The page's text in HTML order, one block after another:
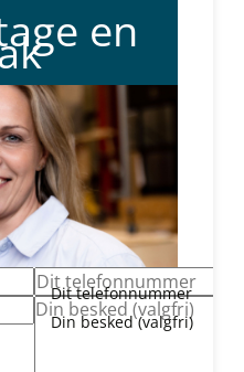
en
Dit telefonnummer
Din besked (valgfri)